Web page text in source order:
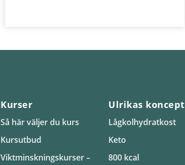
Kurser
Så här väljer du kurs
Kursutbud
Viktminskningskurser –
Ulrikas koncept
Lågkolhydratkost
Keto
800 kcal